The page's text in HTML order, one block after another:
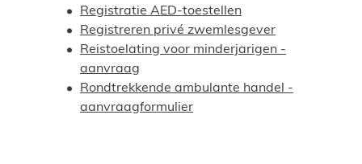
Registratie AED-toestellen
Registreren privé zwemlesgever
Reistoelating voor minderjarigen -
aanvraag
Rondtrekkende ambulante handel -
aanvraagformulier